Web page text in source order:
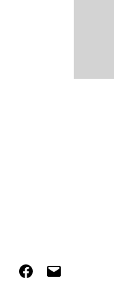
Facebook
E-